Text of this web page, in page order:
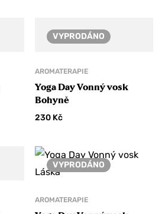
VYPRODÁNO
AROMATERAPIE
Yoga Day Vonný vosk
Bohyně
230 Kč
VYPRODÁNO
AROMATERAPIE